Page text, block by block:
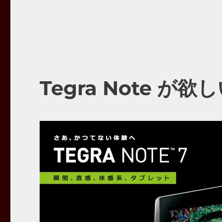
Tegra Note が欲し